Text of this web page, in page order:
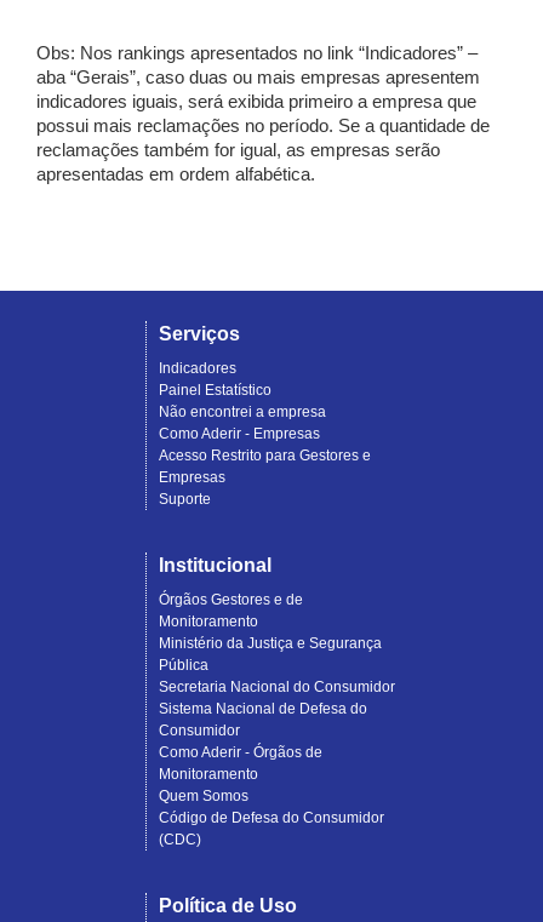
Obs: Nos rankings apresentados no link “Indicadores” –
aba “Gerais”, caso duas ou mais empresas apresentem
indicadores iguais, será exibida primeiro a empresa que
possui mais reclamações no período. Se a quantidade de
reclamações também for igual, as empresas serão
apresentadas em ordem alfabética.
Serviços
Indicadores
Painel Estatístico
Não encontrei a empresa
Como Aderir - Empresas
Acesso Restrito para Gestores e
Empresas
Suporte
Institucional
Órgãos Gestores e de
Monitoramento
Ministério da Justiça e Segurança
Pública
Secretaria Nacional do Consumidor
Sistema Nacional de Defesa do
Consumidor
Como Aderir - Órgãos de
Monitoramento
Quem Somos
Código de Defesa do Consumidor
(CDC)
Política de Uso